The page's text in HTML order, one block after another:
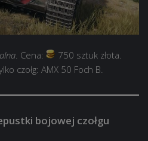
. Cena:
750 sztuk złota.
czołg: AMX 50 Foch B.
bojowej czołgu